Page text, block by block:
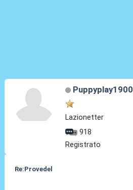
Puppyplay1900
Lazionetter
918
Registrato
Re:Provedel